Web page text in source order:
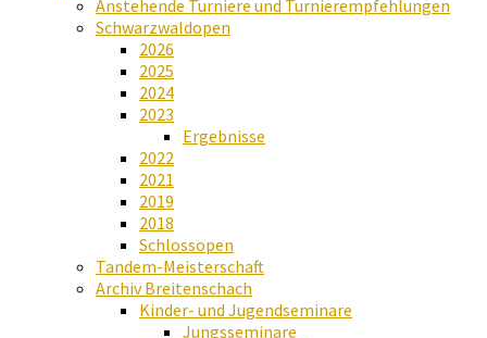
Anstehende Turniere und Turnierempfehlungen
Schwarzwaldopen
2026
2025
2024
2023
Ergebnisse
2022
2021
2019
2018
Schlossopen
Tandem-Meisterschaft
Archiv Breitenschach
Kinder- und Jugendseminare
Jungsseminare